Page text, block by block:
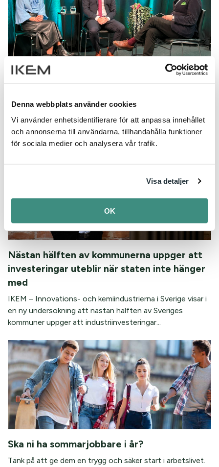
Denna webbplats använder cookies
Vi använder enhetsidentifierare för att anpassa innehållet
och annonserna till användarna, tillhandahålla funktioner
för sociala medier och analysera vår trafik.
Visa detaljer
OK
Nu är det klart att populära IKEMDAGEN går av stapeln
den 8 oktober i Stockholm. Ytterligare en av årets
höjdpunkter är Arbetsgivardagen som är den 25...
Nästan hälften av kommunerna uppger att
investeringar uteblir när staten inte hänger
med
IKEM – Innovations- och kemiindustrierna i Sverige visar i
en ny undersökning att nästan hälften av Sveriges
kommuner uppger att industriinvesteringar...
Ska ni ha sommarjobbare i år?
Tänk på att ge dem en trygg och säker start i arbetslivet.